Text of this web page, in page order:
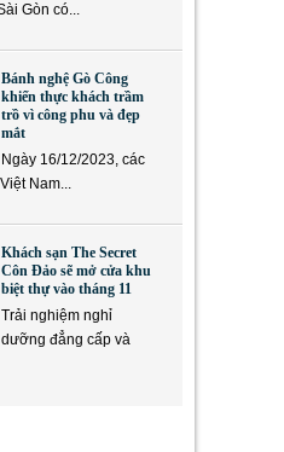
Gòn có...
Bánh nghệ Gò Công
khiến thực khách trầm
trồ vì công phu và đẹp
mắt
Ngày 16/12/2023, các
Nam...
Khách sạn The Secret
Côn Đảo sẽ mở cửa khu
biệt thự vào tháng 11
Trải nghiệm nghỉ
dưỡng đẳng cấp và